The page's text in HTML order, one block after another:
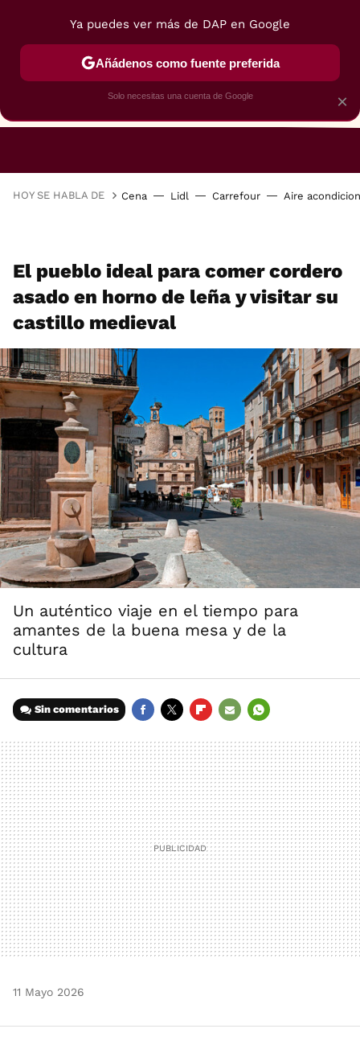
RESTAURANTES GASTROGUÍA
HOY SE HABLA DE Cena Lidl Carrefour Aire
El pueblo ideal para comer cordero
asado en horno de leña y visitar su
castillo medieval
Un auténtico viaje en el tiempo para
amantes de la buena mesa y de la
cultura
Sin comentarios
MAIL
11 Mayo 2026
×
Ya puedes ver más de DAP en Google
Añádenos como fuente preferida
Solo necesitas una cuenta de Google